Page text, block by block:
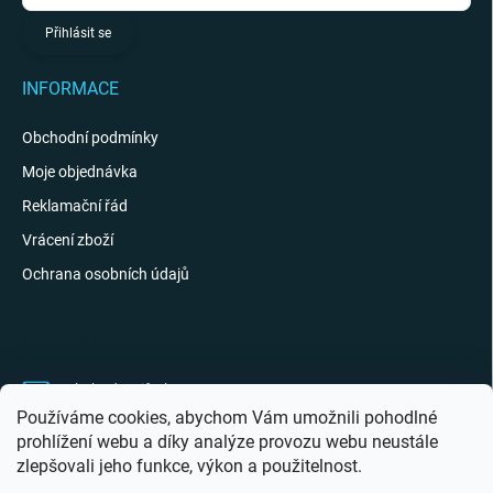
Používáme cookies, abychom Vám umožnili pohodlné
prohlížení webu a díky analýze provozu webu neustále
zlepšovali jeho funkce, výkon a použitelnost.
Přihlásit se
INFORMACE
Obchodní podmínky
Moje objednávka
Reklamační řád
Vrácení zboží
Ochrana osobních údajů
obchod@giftak.cz
731 320 162
Gifťák se mi líbí!